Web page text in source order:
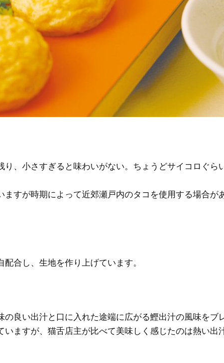
り、小さすぎると味わいがない。ちょうどサイコロぐら
すが時期によって近郊瀬戸内のタコを使用する場合が
合し、生地を作り上げています。
の良い出汁と口に入れた途端に広がる鰹出汁の風味をブ
いますが、猫舌店主が比べて美味しく感じたのは熱い出